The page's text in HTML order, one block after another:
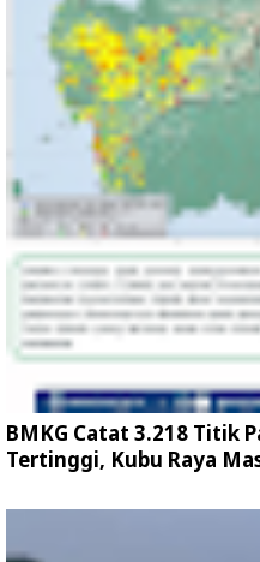
BMKG Catat 3.218 Titik
Tertinggi, Kubu Raya